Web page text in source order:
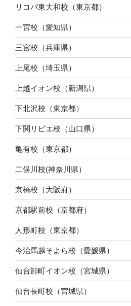
リコパ東大和校（東京都）
一宮校（愛知県）
三宮校（兵庫県）
上尾校（埼玉県）
上越イオン校（新潟県）
下北沢校（東京都）
下関リピエ校（山口県）
亀有校（東京都）
二俣川校(神奈川県）
京橋校（大阪府）
京都駅前校（京都府）
人形町校（東京都）
今治馬越そよら校（愛媛県）
仙台卸町イオン校（宮城県）
仙台長町校（宮城県）